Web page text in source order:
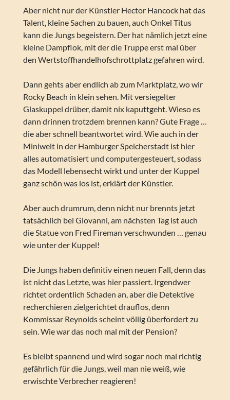
Aber nicht nur der Künstler Hector Hancock hat das
Talent, kleine Sachen zu bauen, auch Onkel Titus
kann die Jungs begeistern. Der hat nämlich jetzt eine
kleine Dampflok, mit der die Truppe erst mal über
den Wertstoffhandelhofschrottplatz gefahren wird.
Dann gehts aber endlich ab zum Marktplatz, wo wir
Rocky Beach in klein sehen. Mit versiegelter
Glaskuppel drüber, damit nix kaputtgeht. Wieso es
dann drinnen trotzdem brennen kann? Gute Frage …
die aber schnell beantwortet wird. Wie auch in der
Miniwelt in der Hamburger Speicherstadt ist hier
alles automatisiert und computergesteuert, sodass
das Modell lebensecht wirkt und unter der Kuppel
ganz schön was los ist, erklärt der Künstler.
Aber auch drumrum, denn nicht nur brennts jetzt
tatsächlich bei Giovanni, am nächsten Tag ist auch
die Statue von Fred Fireman verschwunden … genau
wie unter der Kuppel!
Die Jungs haben definitiv einen neuen Fall, denn das
ist nicht das Letzte, was hier passiert. Irgendwer
richtet ordentlich Schaden an, aber die Detektive
recherchieren zielgerichtet drauflos, denn
Kommissar Reynolds scheint völlig überfordert zu
sein. Wie war das noch mal mit der Pension?
Es bleibt spannend und wird sogar noch mal richtig
gefährlich für die Jungs, weil man nie weiß, wie
erwischte Verbrecher reagieren!